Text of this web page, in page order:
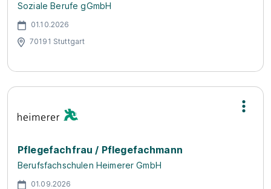
Soziale Berufe gGmbH
01.10.2026
70191 Stuttgart
Pflegefachfrau / Pflegefachmann
Berufsfachschulen Heimerer GmbH
01.09.2026